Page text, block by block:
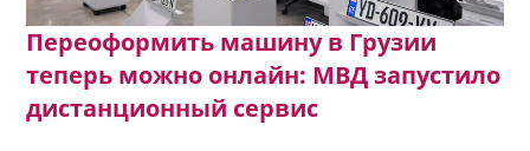
Переоформить машину в Грузии
теперь можно онлайн: МВД запустило
дистанционный сервис